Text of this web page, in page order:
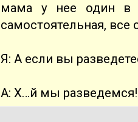
мама у нее один в
самостоятельная, все
Я: А если вы
А: Х…й мы